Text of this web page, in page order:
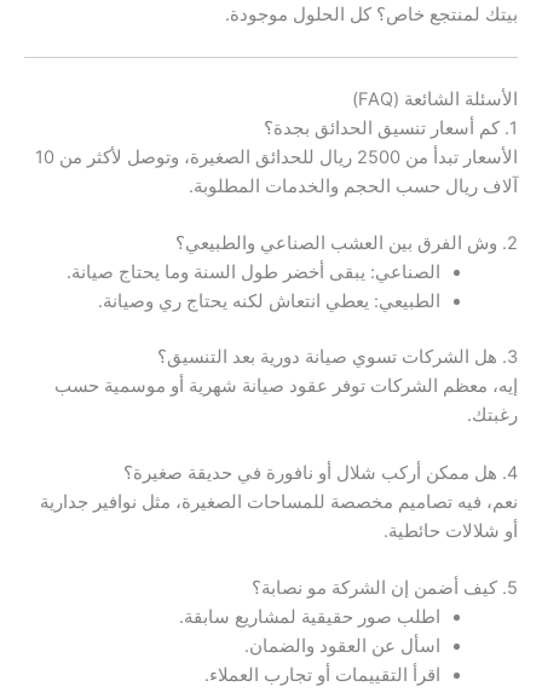
بيتك لمنتجع خاص؟ كل الحلول موجودة.
الأسئلة الشائعة (FAQ)
1. كم أسعار تنسيق الحدائق بجدة؟
الأسعار تبدأ من 2500 ريال للحدائق الصغيرة، وتوصل لأكثر من 10
آلاف ريال حسب الحجم والخدمات المطلوبة.
2. وش الفرق بين العشب الصناعي والطبيعي؟
الصناعي: يبقى أخضر طول السنة وما يحتاج صيانة.
الطبيعي: يعطي انتعاش لكنه يحتاج ري وصيانة.
3. هل الشركات تسوي صيانة دورية بعد التنسيق؟
إيه، معظم الشركات توفر عقود صيانة شهرية أو موسمية حسب
رغبتك.
4. هل ممكن أركب شلال أو نافورة في حديقة صغيرة؟
نعم، فيه تصاميم مخصصة للمساحات الصغيرة، مثل نوافير جدارية
أو شلالات حائطية.
5. كيف أضمن إن الشركة مو نصابة؟
اطلب صور حقيقية لمشاريع سابقة.
اسأل عن العقود والضمان.
اقرأ التقييمات أو تجارب العملاء.